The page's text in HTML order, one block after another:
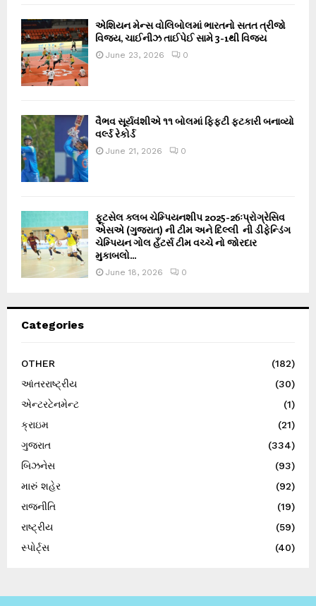
એશિયન મેન્સ વોલિબોલમાં ભારતનો સતત ત્રીજો
વિજય, ચાઈનીઝ તાઈપેઈ સામે 3-1થી વિજય
June 23, 2026 0
વૈભવ સૂર્યવંશીએ ૧૧ બોલમાં ફિફ્ટી ફટકારી બનાવ્યો
વર્લ્ડ રેકોર્ડ
June 21, 2026 0
ફૂટસેલ ક્લબ ચેમ્પિયનશીપ 2025-26ઃપ્રોગ્રેસિવ
એસએ (ગુજરાત) ની ટીમ અને દિલ્લી ની ડીફેન્ડિંગ
ચેમ્પિયન ગોલ હઁટર્સ ટીમ વચ્ચે નો જોરદાર
મુકાબલો...
June 18, 2026 0
Categories
OTHER
(182)
આંતરરાષ્ટ્રીય
(30)
એન્ટરટેનમેન્ટ
(1)
ક્રાઇમ
(21)
ગુજરાત
(334)
બિઝનેસ
(93)
મારું શહેર
(92)
રાજનીતિ
(19)
રાષ્ટ્રીય
(59)
સ્પોર્ટ્સ
(40)